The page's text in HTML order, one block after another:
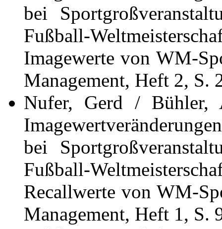
bei
Fußball-
Imagewerte von WM-
Management, Heft 2, S.
Nufer, Gerd / Bühler,
bei
Fußball-
Recallwerte von WM-
Management, Heft 1, S.